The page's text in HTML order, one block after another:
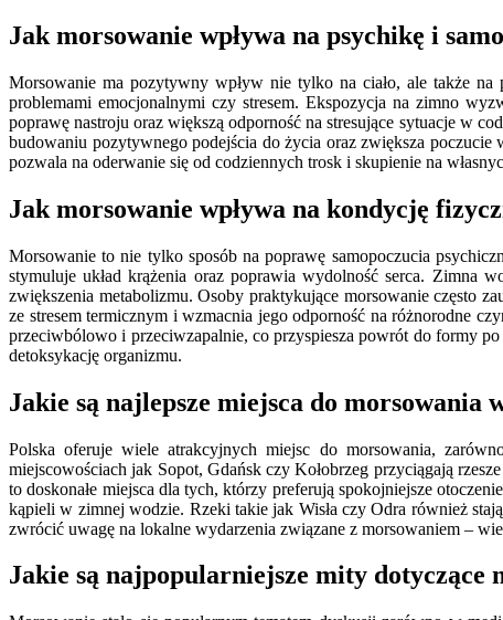
Jak morsowanie wpływa na psychikę i
Morsowanie ma pozytywny wpływ nie tylko na ciało, ale także
problemami emocjonalnymi czy stresem. Ekspozycja na zimno
poprawę nastroju oraz większą odporność na stresujące sytuacje w
budowaniu pozytywnego podejścia do życia oraz zwiększa
pozwala na oderwanie się od codziennych trosk i skupienie na
Jak morsowanie wpływa na kondycję
Morsowanie to nie tylko sposób na poprawę samopoczucia
stymuluje układ krążenia oraz poprawia wydolność serca. Zimna
zwiększenia metabolizmu. Osoby praktykujące morsowanie często
ze stresem termicznym i wzmacnia jego odporność na różnorodne
przeciwbólowo i przeciwzapalnie, co przyspiesza powrót do formy
detoksykację organizmu.
Jakie są najlepsze miejsca do morsowania
Polska oferuje wiele atrakcyjnych miejsc do morsowania,
miejscowościach jak Sopot, Gdańsk czy Kołobrzeg przyciągają
to doskonałe miejsca dla tych, którzy preferują spokojniejsze
kąpieli w zimnej wodzie. Rzeki takie jak Wisła czy Odra również
zwrócić uwagę na lokalne wydarzenia związane z morsowaniem –
Jakie są najpopularniejsze mity dotyczące